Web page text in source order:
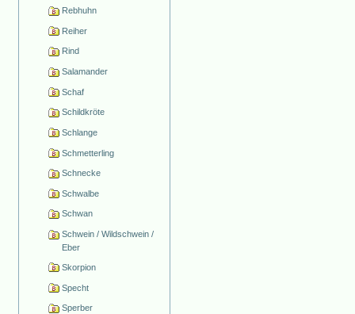
Rebhuhn
Reiher
Rind
Salamander
Schaf
Schildkröte
Schlange
Schmetterling
Schnecke
Schwalbe
Schwan
Schwein / Wildschwein /
Eber
Skorpion
Specht
Sperber